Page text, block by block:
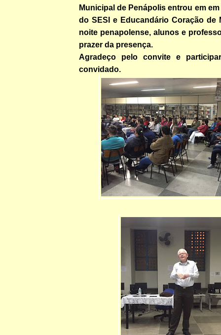
Municipal de Penápolis entrou em
do SESI e Educandário Coração de
noite penapolense, alunos e
prazer da presença.
Agradeço pelo convite e
convidado.